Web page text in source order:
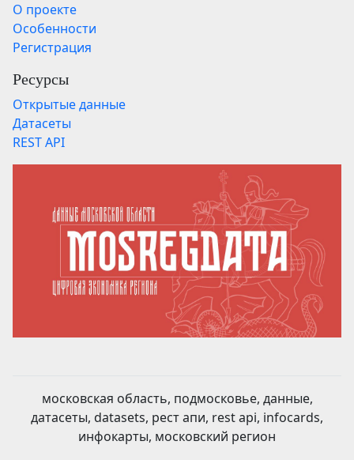
О проекте
Особенности
Регистрация
Ресурсы
Открытые данные
Датасеты
REST API
московская область, подмосковье, данные,
датасеты, datasets, рест апи, rest api, infocards,
инфокарты, московский регион